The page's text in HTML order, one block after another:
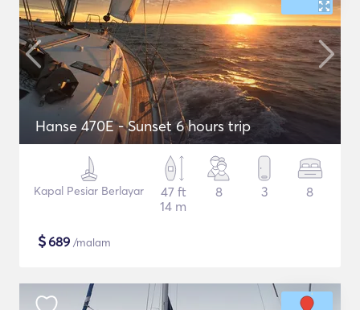
Hanse 470E - Sunset 6 hours trip
Kapal Pesiar Berlayar
47 ft
14 m
8 3 8
$689 /malam